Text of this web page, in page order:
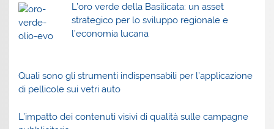
L’oro verde della Basilicata: un asset
strategico per lo sviluppo regionale e
l’economia lucana
Quali sono gli strumenti indispensabili per l’applicazione
di pellicole sui vetri auto
L’impatto dei contenuti visivi di qualità sulle campagne